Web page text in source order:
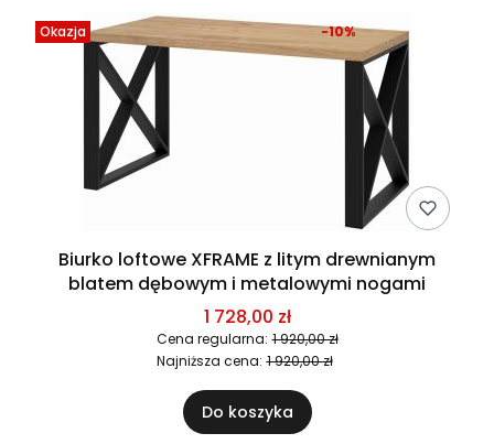
Okazja
Biurko loftowe XFRAME z litym drewnianym
blatem dębowym i metalowymi nogami
1 728,00 zł
Cena regularna: 1 920,00 zł
-10%
Najniższa cena: 1 920,00 zł
Do koszyka